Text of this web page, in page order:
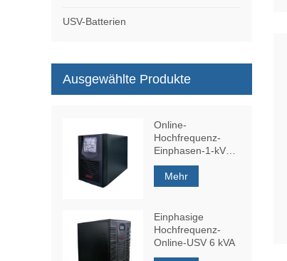
USV-Batterien
Ausgewählte Produkte
Online-
Hochfrequenz-
Einphasen-1-kVA-
USV
Mehr
Einphasige
Hochfrequenz-
Online-USV 6 kVA